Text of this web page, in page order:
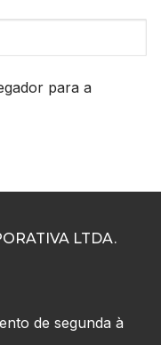
para a
LTDA.
de segunda à